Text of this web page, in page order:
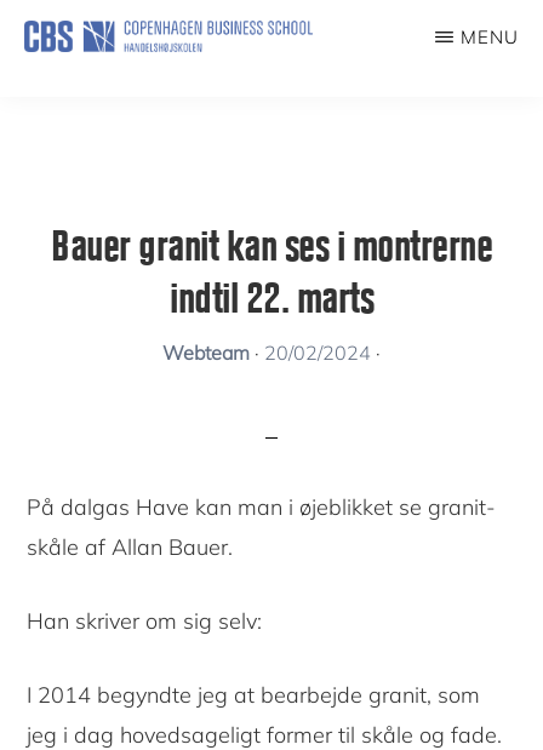
Skip
MENU
Bauer granit kan ses i montrerne
indtil 22. marts
Webteam · 20/02/2024 ·
På dalgas Have kan man i øjeblikket se granit-
skåle af Allan Bauer.
Han skriver om sig selv:
I 2014 begyndte jeg at bearbejde granit, som
jeg i dag hovedsageligt former til skåle og fade.